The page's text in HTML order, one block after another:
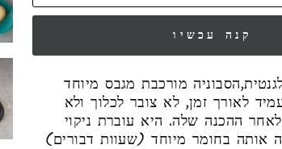
קנה עכשיו
מורכבת מגבס מיוחד
לאורך זמן, לא צובר לכלוך ולא
ההכנה שלה. היא עוברת ניקוי
אותה בחומר מיוחד (שעוות דבורים)